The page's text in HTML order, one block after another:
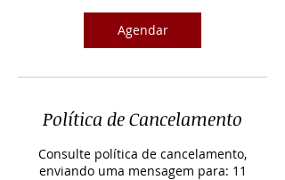
Agendar
Política de Cancelamento
Consulte política de cancelamento,
enviando uma mensagem para: 11